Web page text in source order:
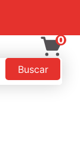
Buscar
0